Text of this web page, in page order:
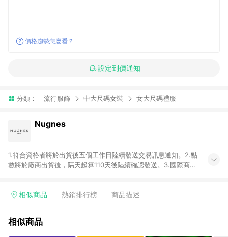
價格趨勢怎麼看？
設定到價通知
分類： 流行服飾 中大尺碼女裝 女大尺碼禮服
Nugnes
1.符合資格者將於出貨後五個工作日陸續發送交易訊息通知。2.點
數將於廠商出貨後，隔天起算110天後陸續確認發送。3.國際商家
用未授權優惠碼不符合贈點資格。6. 點數發送依據及返點上限將
不符合贈點資格。
相似商品 熱銷排行榜 商品描述
相似商品